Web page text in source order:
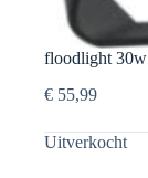
floodlight 30w
€ 55,99
Uitverkocht